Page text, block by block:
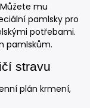
mu
pamlsky pro
potřebami.
pamlskům.
stravu
plán krmení,